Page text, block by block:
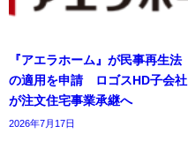
『アエラホーム』が民事再生法
の適用を申請 ロゴスHD子会社
が注文住宅事業承継へ
2026年7月17日